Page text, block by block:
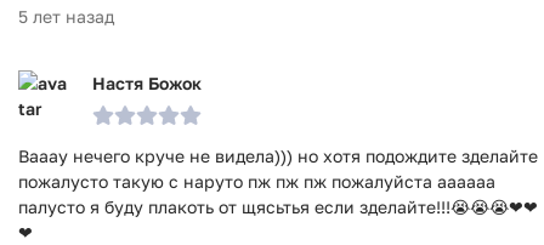
5 лет назад
Настя Божок
Вааау нечего круче не видела))) но хотя подождите зделайте
пожалусто такую с наруто пж пж пж пожалуйста аааааа
палусто я буду плакоть от щясьтья если зделайте!!!😭😭😭❤❤
❤